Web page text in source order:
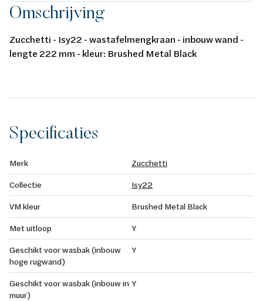
Omschrijving
Zucchetti - Isy22 - wastafelmengkraan - inbouw wand -
lengte 222 mm - kleur: Brushed Metal Black
Specificaties
Merk
Zucchetti
Collectie
Isy22
VM kleur
Brushed Metal Black
Met uitloop
Y
Geschikt voor wasbak (inbouw
hoge rugwand)
Y
Geschikt voor wasbak (inbouw in
muur)
Y